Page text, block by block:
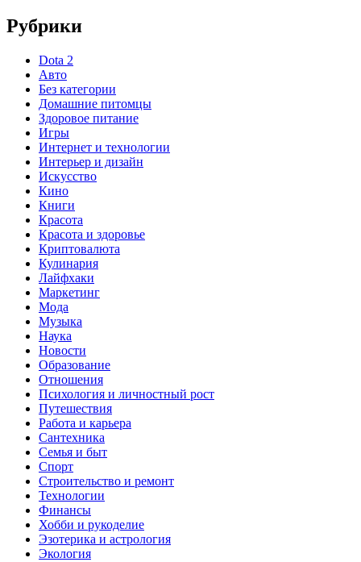
Рубрики
Dota 2
Авто
Без категории
Домашние питомцы
Здоровое питание
Игры
Интернет и технологии
Интерьер и дизайн
Искусство
Кино
Книги
Красота
Красота и здоровье
Криптовалюта
Кулинария
Лайфхаки
Маркетинг
Мода
Музыка
Наука
Новости
Образование
Отношения
Психология и личностный рост
Путешествия
Работа и карьера
Сантехника
Семья и быт
Спорт
Строительство и ремонт
Технологии
Финансы
Хобби и рукоделие
Эзотерика и астрология
Экология